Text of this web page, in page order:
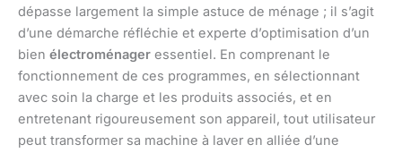
dépasse largement la simple astuce de ménage ; il s’agit
d’une démarche réfléchie et experte d’optimisation d’un
bien électroménager essentiel. En comprenant le
fonctionnement de ces programmes, en sélectionnant
avec soin la charge et les produits associés, et en
entretenant rigoureusement son appareil, tout utilisateur
peut transformer sa machine à laver en alliée d’une